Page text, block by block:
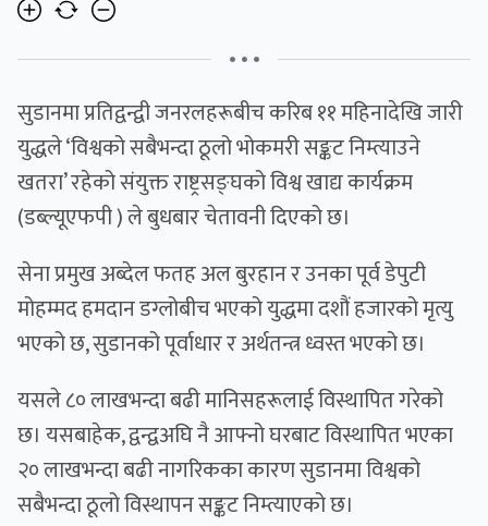
• • •
सुडानमा प्रतिद्वन्द्वी जनरलहरूबीच करिब ११ महिनादेखि जारी
युद्धले ‘विश्वको सबैभन्दा ठूलो भोकमरी सङ्कट निम्त्याउने
खतरा’ रहेको संयुक्त राष्ट्रसङ्घको विश्व खाद्य कार्यक्रम
(डब्ल्यूएफपी ) ले बुधबार चेतावनी दिएको छ।
सेना प्रमुख अब्देल फतह अल बुरहान र उनका पूर्व डेपुटी
मोहम्मद हमदान डग्लोबीच भएको युद्धमा दशौं हजारको मृत्यु
भएको छ, सुडानको पूर्वाधार र अर्थतन्त्र ध्वस्त भएको छ।
यसले ८० लाखभन्दा बढी मानिसहरूलाई विस्थापित गरेको
छ। यसबाहेक, द्वन्द्वअघि नै आफ्नो घरबाट विस्थापित भएका
२० लाखभन्दा बढी नागरिकका कारण सुडानमा विश्वको
सबैभन्दा ठूलो विस्थापन सङ्कट निम्त्याएको छ।